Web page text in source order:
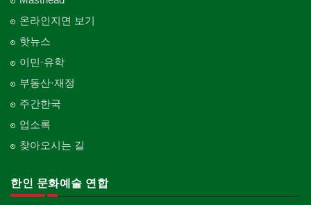
온라인지면 보기
핫뉴스
이민·유학
부동산·재정
주간한국
업소록
찾아오시는 길
한인 문화예술 연합